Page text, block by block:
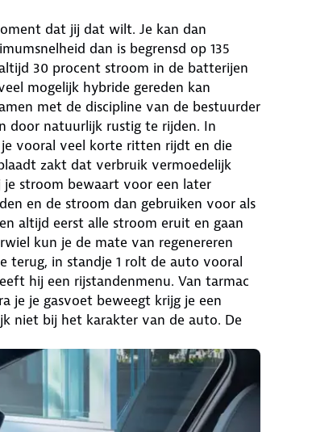
dat jij dat wilt. Je kan dan
dan is begrensd op 135
30 procent stroom in de batterijen
mogelijk hybride gereden kan
met de discipline van de bestuurder
door natuurlijk rustig te rijden. In
vooral veel korte ritten rijdt en die
zakt dat verbruik vermoedelijk
je stroom bewaart voor een later
en de stroom dan gebruiken voor als
altijd eerst alle stroom eruit en gaan
kun je de mate van regenereren
terug, in standje 1 rolt de auto vooral
hij een rijstandenmenu. Van tarmac
je je gasvoet beweegt krijg je een
niet bij het karakter van de auto. De